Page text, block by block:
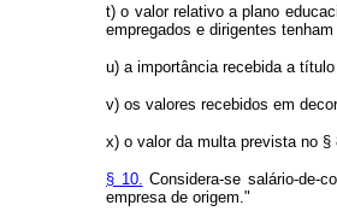
t) o valor relativo a plano
empregados e dirigentes
u) a importância recebida a
v) os valores recebidos em
x) o valor da multa prevista no §
§ 10. Considera-se salário-de-
empresa de origem."